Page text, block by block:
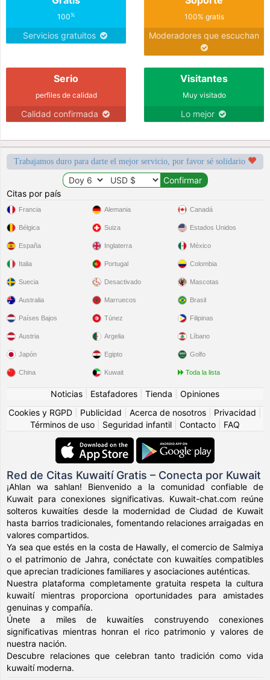
100%
Servicios gratuitos
100% gratis
Moderadores que escuchan
Serio
perfiles de calidad
Calidad confirmada
Visitantes
Muy visitado
Lo mejor
Trabajamos duro para darte el mejor servicio, por favor sé solidario
Citas por país
Francia
Bélgica
España
Italia
Suecia
Alemania
Suiza
Inglaterra
Portugal
Desactivado
Canadá
Estados Unidos
México
Colombia
Mascotas
Australia
Países Bajos
Austria
Japón
China
Marruecos
Túnez
Argelia
Egipto
Kuwait
Brasil
Filipinas
Líbano
Golfo
Toda la lista
Noticias Estafadores Tienda
Opiniones
Cookies y RGPD
Publicidad Acerca de nosotros Privacidad
Términos de uso
Seguridad infantil Contacto FAQ
Red de Citas Kuwaití Gratis – Conecta por Kuwait
¡Ahlan wa sahlan! Bienvenido a la comunidad confiable de
Kuwait para conexiones significativas. Kuwait-chat.com reúne
solteros kuwaitíes desde la modernidad de Ciudad de Kuwait
hasta barrios tradicionales, fomentando relaciones arraigadas en
valores compartidos.
Ya sea que estés en la costa de Hawally, el comercio de Salmiya
o el patrimonio de Jahra, conéctate con kuwaitíes compatibles
que aprecian tradiciones familiares y asociaciones auténticas.
Nuestra plataforma completamente gratuita respeta la cultura
kuwaití mientras proporciona oportunidades para amistades
genuinas y compañía.
Únete a miles de kuwaitíes construyendo conexiones
significativas mientras honran el rico patrimonio y valores de
nuestra nación.
Descubre relaciones que celebran tanto tradición como vida
kuwaití moderna.